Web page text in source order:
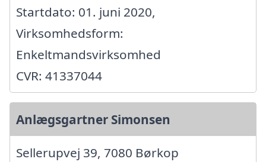
Startdato: 01. juni 2020,
Virksomhedsform:
Enkeltmandsvirksomhed
CVR: 41337044
Anlægsgartner Simonsen
Sellerupvej 39, 7080 Børkop